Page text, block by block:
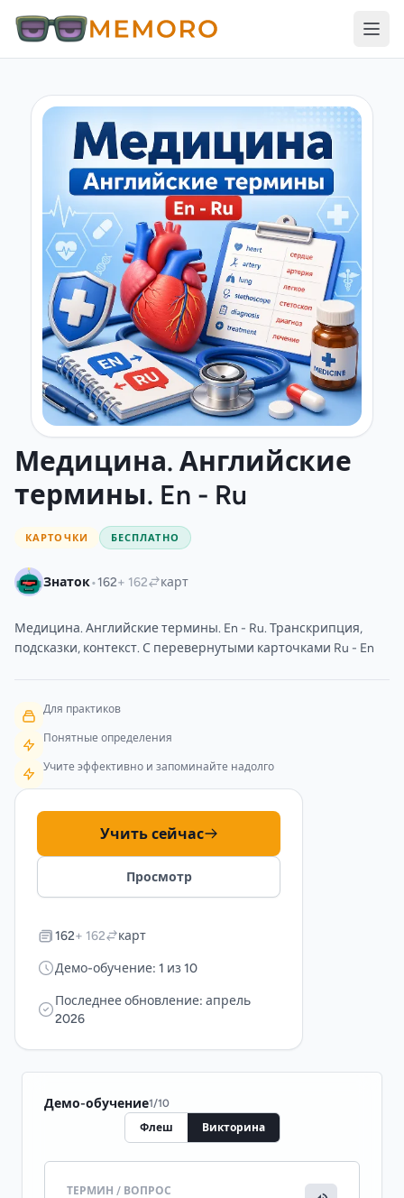
Медицина. Английские
термины. En - Ru
КАРТОЧКИ БЕСПЛАТНО
Знаток•162+ 162 карт
Медицина. Английские термины. En - Ru. Транскрипция,
подсказки, контекст. С перевернутыми карточками Ru - En
Для практиков
Понятные определения
Учите эффективно и запоминайте надолго
Учить сейчас
Просмотр
162+ 162 карт
Демо-обучение: 1 из 10
Последнее обновление: апрель
2026
Демо-обучение1/10
Флеш Викторина
ТЕРМИН / ВОПРОС